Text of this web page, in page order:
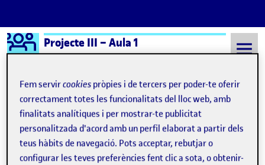
Saltar al contingut
Logo Ágora
Projecte III – Aula 1
Semestre 20241 - Aula 1 Tetillas que se caen
Tetillas que se caen
Fem servircookies pròpies i de tercers per poder-te oferir
correctament totes les funcionalitats del lloc web, amb
finalitats analítiques i per mostrar-te publicitat
personalitzada d'acord amb un perfil elaborat a partir dels
teus hàbits de navegació. Pots acceptar, rebutjar o
configurar les teves preferències fent clic a sota, o obtenir-